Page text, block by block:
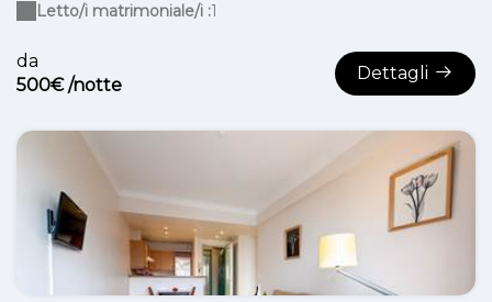
da
500€ /notte
Dettagli
Letto/i matrimoniale/i :1